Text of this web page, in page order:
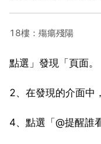
18樓：殤瘍殘陽
點選」發現「頁面。
2、在發現的介面中
4、點選「@提醒誰